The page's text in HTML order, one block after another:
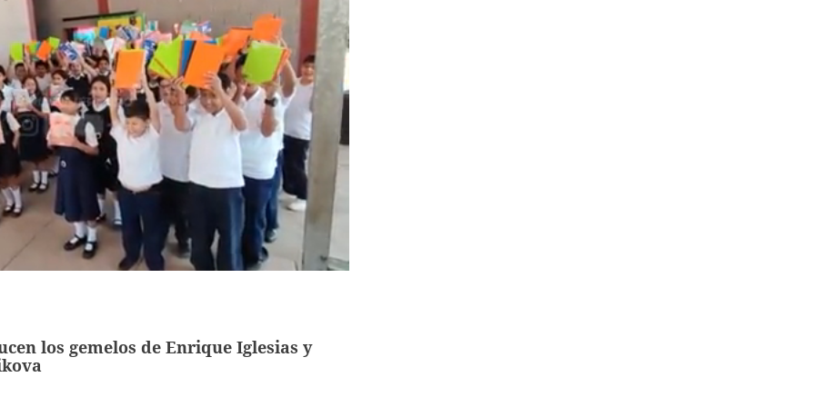
los gemelos de Enrique Iglesias y